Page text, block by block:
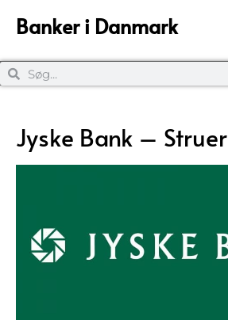
Banker i Danmark
Jyske Bank – Struer